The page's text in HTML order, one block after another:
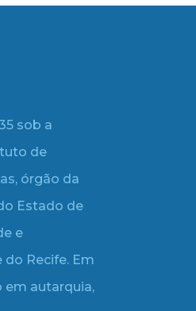
sob a
de
órgão da
Estado de
e
do Recife. Em
em autarquia,